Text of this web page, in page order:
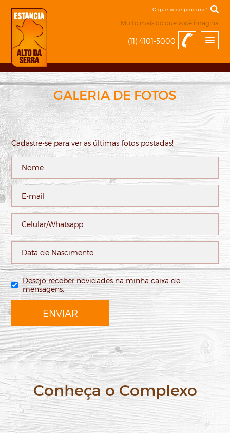
Muito mais do que você imagina
(11) 4101-5000
GALERIA DE FOTOS
Cadastre-se para ver as últimas fotos postadas!
Desejo receber novidades na minha caixa de
mensagens.
ENVIAR
Conheça o Complexo